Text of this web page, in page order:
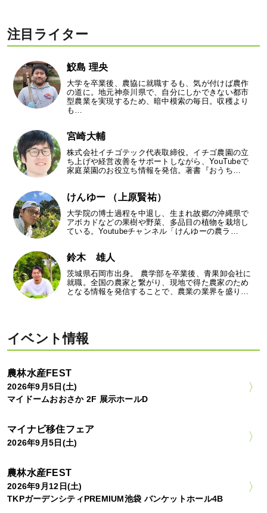
注目ライター
鮫島 理央
大学を卒業後、農協に就職するも、気が付けば農作
の道に。地元神奈川県で、自分にしかできない都市
型農業を実現するため、暗中模索の毎日。収穫より
も…
宮崎大輔
株式会社イチゴテック代表取締役。イチゴ農園の立
ち上げや経営改善をサポートしながら、YouTubeで
家庭菜園のお役立ち情報を発信。著書『おうち…
けんゆー （上原賢祐）
大学院の博士過程を中退し、生まれ故郷の沖縄県で
アボカドなどの果樹や野菜、多品目の植物を栽培し
ている。Youtubeチャンネル「けんゆーの農ラ…
鈴木 雄人
茨城県石岡市出身。 農学部を卒業後、青果卸会社に
就職。全国の農家と繋がり、現地で得た農家のため
となる情報を発信することで、農業の業界を盛り…
イベント情報
農林水産FEST
2026年9月5日(土)
マイドームおおさか 2F 展示ホールD
マイナビ移住フェア
2026年9月5日(土)
農林水産FEST
2026年9月12日(土)
TKPガーデンシティPREMIUM池袋 バンケットホール4B